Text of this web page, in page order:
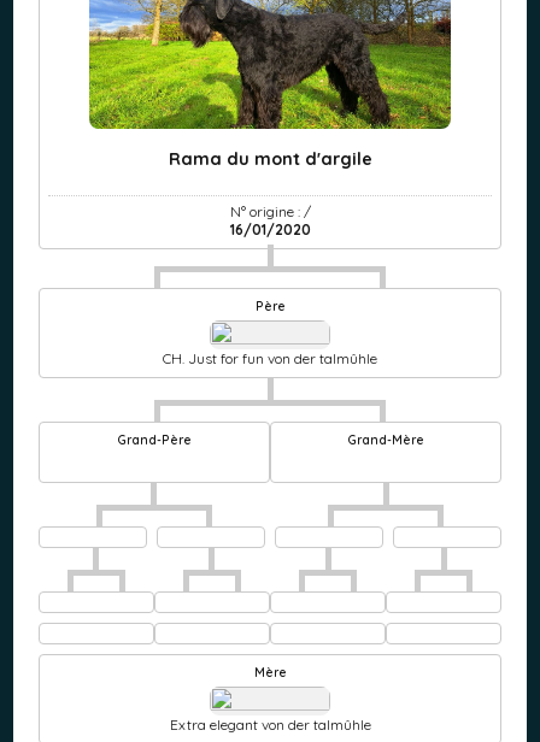
Rama du mont d'argile
N° origine : /
16/01/2020
Père
CH. Just for fun von der talmûhle
Grand-Père Grand-Mère
Mère
Extra elegant von der talmûhle